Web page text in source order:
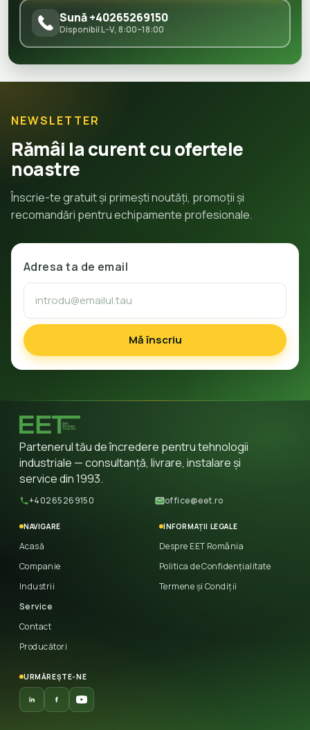
Sună +40265269150
Disponibil L–V, 8:00–18:00
NEWSLETTER
Rămâi la curent cu ofertele
noastre
Înscrie-te gratuit și primești noutăți, promoții și
recomandări pentru echipamente profesionale.
Adresa ta de email
Mă înscriu
Partenerul tău de încredere pentru tehnologii
industriale — consultanță, livrare, instalare și
service din 1993.
+40265269150 office@eet.ro
NAVIGARE
Acasă
Companie
Industrii
Service
Contact
Producători
INFORMAȚII LEGALE
Despre EET România
Politica de Confidențialitate
Termene și Condiții
URMĂREȘTE-NE